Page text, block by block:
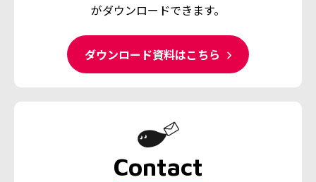
がダウンロードできます。
ダウンロード資料はこちら
Contact